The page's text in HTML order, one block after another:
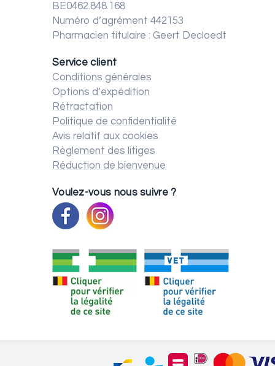
BE0462.848.168
Numéro d’agrément 442153
Pharmacien titulaire : Geert Decloedt
Service client
Conditions générales
Options d’expédition
Rétractation
Politique de confidentialité
Avis relatif aux cookies
Règlement des litiges
Réduction de bienvenue
Voulez-vous nous suivre ?